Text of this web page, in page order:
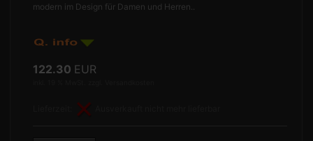
modern im Design für Damen und Herren..
122.30 EUR